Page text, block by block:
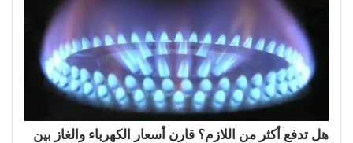
هل تدفع أكثر من اللازم؟ قارن أسعار الكهرباء والغاز بين